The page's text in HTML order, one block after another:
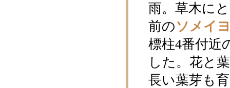
雨。草木に
前のソメイ
標柱4番付近
した。花と
長い葉芽も